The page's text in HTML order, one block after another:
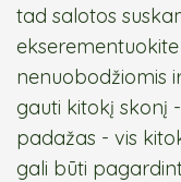
tad salotos
nenuobodžiomis
gauti kitokį skonį
padažas - vis
gali būti